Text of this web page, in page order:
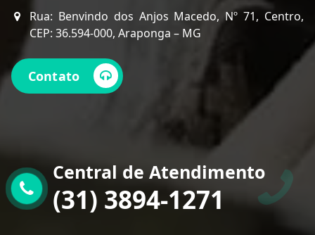
Rua: Benvindo dos Anjos Macedo, Nº 71, Centro,
CEP: 36.594-000, Araponga – MG
Contato
Central de Atendimento
(31) 3894-1271